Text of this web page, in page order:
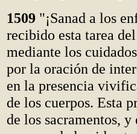
1509 "¡Sanad a los
recibido esta tarea
mediante los
por la oración de
en la presencia
de los cuerpos. Esta
de los sacramentos,